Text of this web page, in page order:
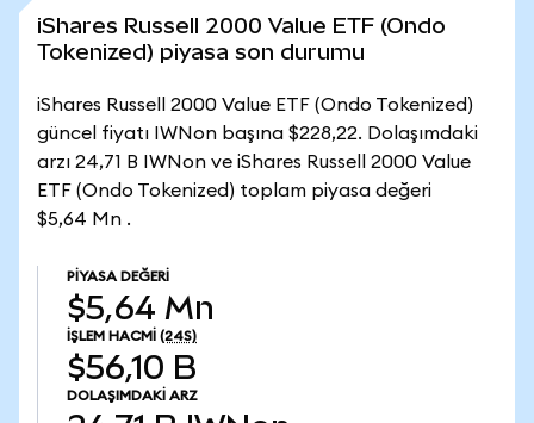
iShares Russell 2000 Value ETF (Ondo
Tokenized) piyasa son durumu
iShares Russell 2000 Value ETF (Ondo Tokenized)
güncel fiyatı IWNon başına $228,22. Dolaşımdaki
arzı 24,71 B IWNon ve iShares Russell 2000 Value
ETF (Ondo Tokenized) toplam piyasa değeri
$5,64 Mn .
PIYASA DEĞERI
$5,64 Mn
İŞLEM HACMI (24S)
$56,10 B
DOLAŞIMDAKI ARZ